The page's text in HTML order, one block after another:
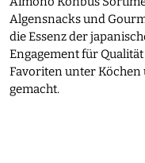
Algensnacks und
die Essenz der
Engagement für
Favoriten unter
gemacht.